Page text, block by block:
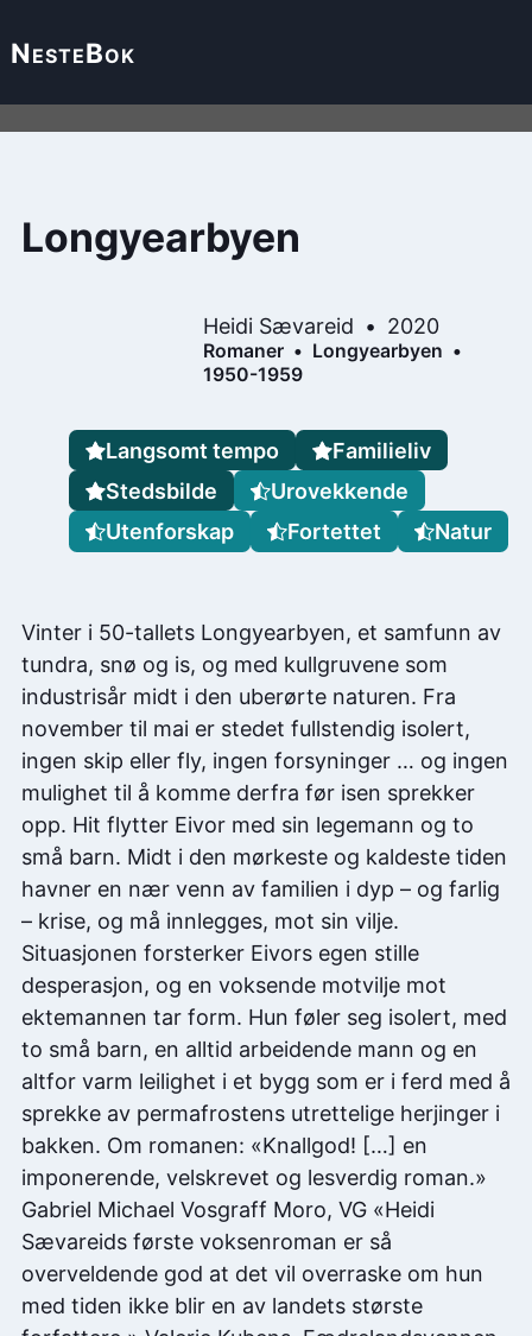
NesteBok
Longyearbyen
Heidi Sævareid 2020
Romaner
Longyearbyen
1950-1959
Vinter i 50-tallets Longyearbyen, et samfunn av
tundra, snø og is, og med kullgruvene som
industrisår midt i den uberørte naturen. Fra
november til mai er stedet fullstendig isolert,
ingen skip eller fly, ingen forsyninger … og ingen
mulighet til å komme derfra før isen sprekker
opp. Hit flytter Eivor med sin legemann og to
små barn. Midt i den mørkeste og kaldeste tiden
havner en nær venn av familien i dyp – og farlig
– krise, og må innlegges, mot sin vilje.
Situasjonen forsterker Eivors egen stille
desperasjon, og en voksende motvilje mot
ektemannen tar form. Hun føler seg isolert, med
to små barn, en alltid arbeidende mann og en
altfor varm leilighet i et bygg som er i ferd med å
sprekke av permafrostens utrettelige herjinger i
bakken. Om romanen: «Knallgod! […] en
imponerende, velskrevet og lesverdig roman.»
Gabriel Michael Vosgraff Moro, VG «Heidi
Sævareids første voksenroman er så
overveldende god at det vil overraske om hun
med tiden ikke blir en av landets største
Langsomt tempo
Familieliv
Stedsbilde
Urovekkende
Utenforskap
Fortettet Natur